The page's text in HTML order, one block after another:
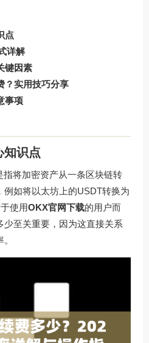
点
详解
键因素
？实用技巧分享
事项
知识点
指将加密资产从一条区块链转
如将以太坊上的USDT转换为
使用OKX官网下载的用户而
至关重要，因为这直接关系